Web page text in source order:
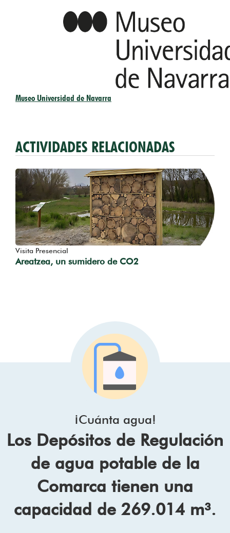
Museo Universidad de Navarra
ACTIVIDADES RELACIONADAS
Visita Presencial
Areatzea, un sumidero de CO2
¡Cuánta agua!
Los Depósitos de Regulación
de agua potable de la
Comarca tienen una
capacidad de 269.014 m³.